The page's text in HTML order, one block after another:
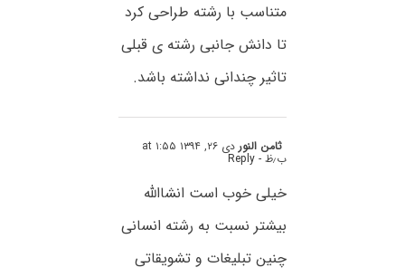
متناسب با رشته طراحی کرد
تا دانش جانبی رشته ی قبلی
تاثیر چندانی نداشته باشد.
ثامن النور دی ۲۶, ۱۳۹۴ at ۱:۵۵
ب٫ظ - Reply
خیلی خوب است انشاالله
بیشتر نسبت به رشته انسانی
چنین تبلیغات و تشویقاتی